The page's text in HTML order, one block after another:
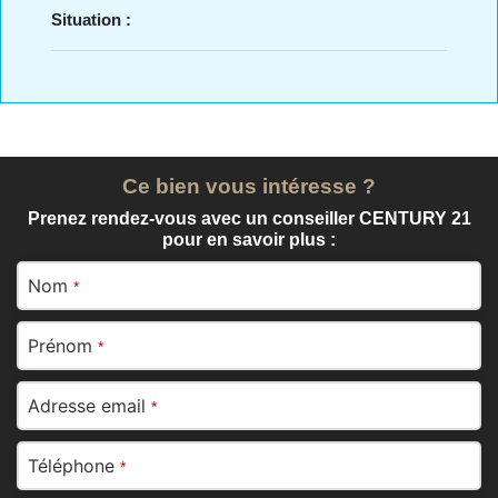
Situation :
Ce bien vous intéresse ?
Prenez rendez-vous avec un conseiller CENTURY 21
pour en savoir plus :
Nom *
Prénom *
Adresse email *
Téléphone *